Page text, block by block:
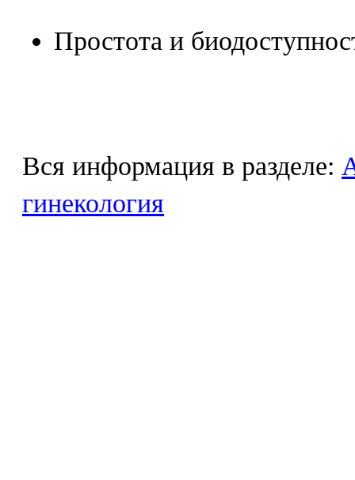
Простота и
Вся информация в разделе:
гинекология